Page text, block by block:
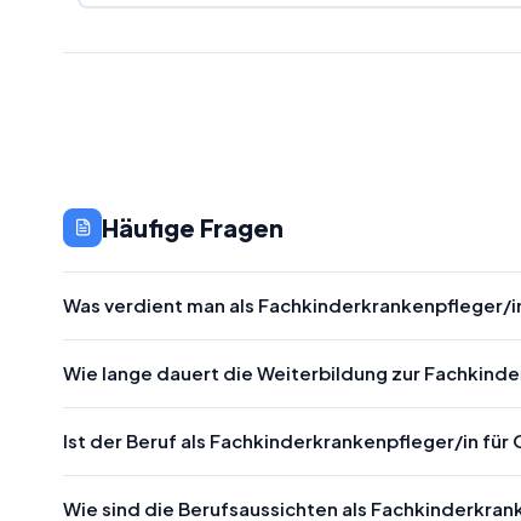
Häufige Fragen
Was verdient man als Fachkinderkrankenpfleger/
Wie lange dauert die Weiterbildung zur
Ist der Beruf als Fachkinderkrankenpfleger/in für
Wie sind die Berufsaussichten als